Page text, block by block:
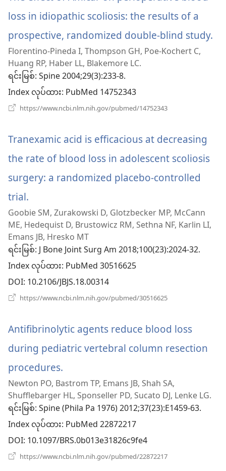
တယ်)
နေ
ပါ
တယ်)
loss in idiopathic scoliosis: the results of a
prospective, randomized double-blind study.
Florentino-Pineda I, Thompson GH, Poe-Kochert C,
Huang RP, Haber LL, Blakemore LC.
ရင်းမြစ်‎: Spine 2004;29(3):233-8.
Index လုပ်ထား‎: PubMed 14752343
https://www.ncbi.nlm.nih.gov/pubmed/14752343
နေ
ပါ
တယ်)
Tranexamic acid is efficacious at decreasing
the rate of blood loss in adolescent scoliosis
surgery: a randomized placebo-controlled
trial.
အသစ်
ဖွ
င့်
နေ
Goobie SM, Zurakowski D, Glotzbecker MP, McCann
ME, Hedequist D, Brustowicz RM, Sethna NF, Karlin LI,
Emans JB, Hresko MT
ရင်းမြစ်‎: J Bone Joint Surg Am 2018;100(23):2024-32.
Index လုပ်ထား‎: PubMed 30516625
DOI‎: 10.2106/JBJS.18.00314
https://www.ncbi.nlm.nih.gov/pubmed/30516625
င့်
နေ
တယ်)
Antifibrinolytic agents reduce blood loss
during pediatric vertebral column resection
procedures.
အသစ်
ဖွ
င့်
နေ
ပါ
Newton PO, Bastrom TP, Emans JB, Shah SA,
Shufflebarger HL, Sponseller PD, Sucato DJ, Lenke LG.
ရင်းမြစ်‎: Spine (Phila Pa 1976) 2012;37(23):E1459-63.
Index လုပ်ထား‎: PubMed 22872217
DOI‎: 10.1097/BRS.0b013e31826c9fe4
https://www.ncbi.nlm.nih.gov/pubmed/22872217